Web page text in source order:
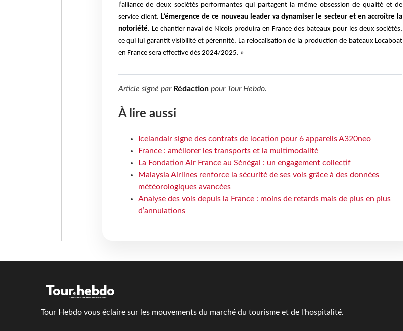
l’alliance de deux sociétés performantes qui partagent la même obsession de qualité et de
service client. L’émergence de ce nouveau leader va dynamiser le secteur et en accroître la
notoriété. Le chantier naval de Nicols produira en France des bateaux pour les deux sociétés,
ce qui lui garantit visibilité et pérennité. La relocalisation de la production de bateaux Locaboat
en France sera effective dès 2024/2025. »
Article signé par Rédactionpour Tour Hebdo.
À lire aussi
Icelandair signe des contrats de location pour 6 appareils A320neo
France : améliorer les transports et la multimodalité
La Fondation Air France au Sénégal : un engagement collectif
Malaysia Airlines renforce la sécurité de ses vols grâce à des données
météorologiques avancées
Analyse des vols depuis la France : moins de retards mais de plus en plus
d’annulations
Tour Hebdo vous éclaire sur les mouvements du marché du tourisme et de l'hospitalité.